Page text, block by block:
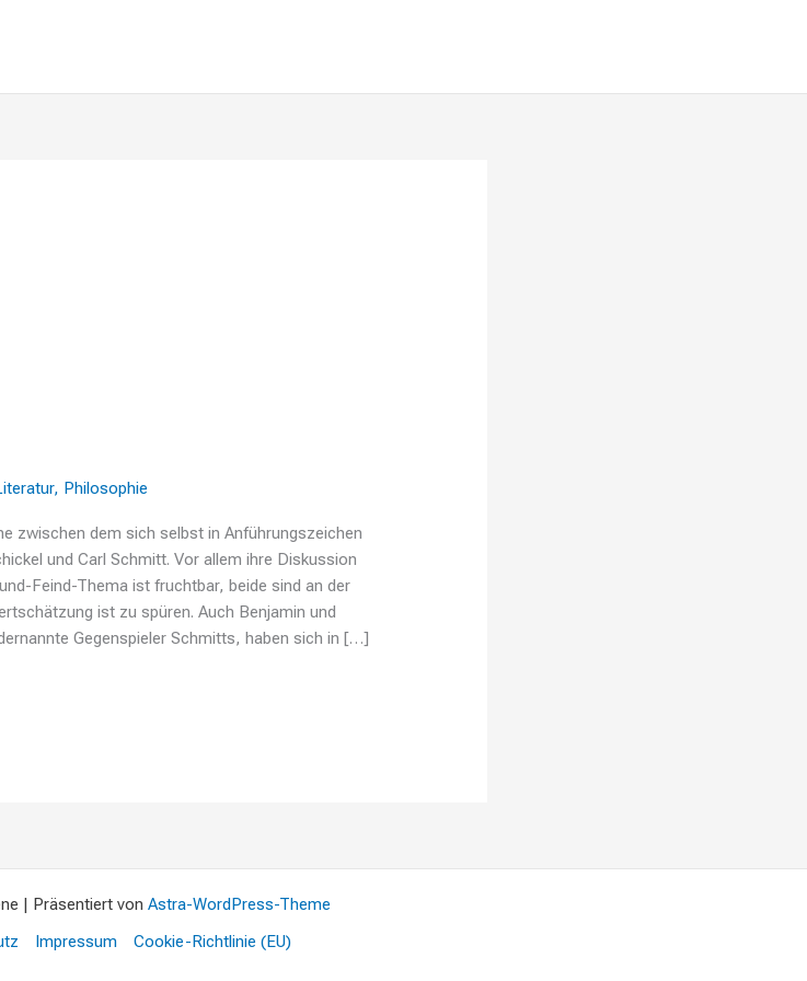
, Philosophie
zwischen dem sich selbst in Anführungszeichen
und Carl Schmitt. Vor allem ihre Diskussion
Feind-Thema ist fruchtbar, beide sind an der
ist zu spüren. Auch Benjamin und
Gegenspieler Schmitts, haben sich in […]
| Präsentiert von Astra-WordPress-Theme
Impressum Cookie-Richtlinie (EU)